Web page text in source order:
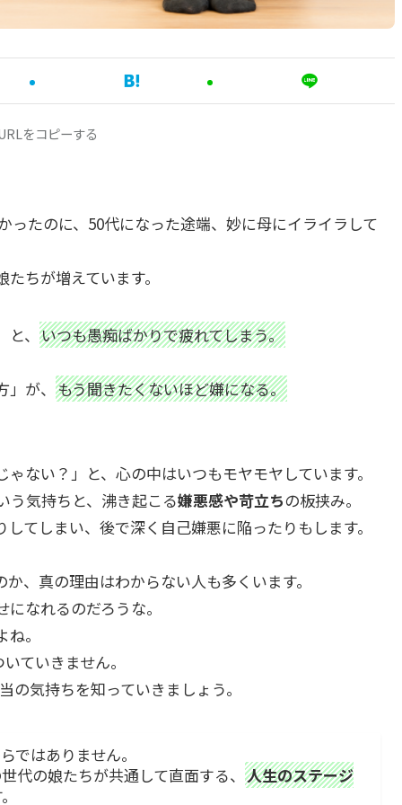
をコピーする
ったのに、50代になった途端、妙に母にイライラして
ちが増えています。
、 いつも愚痴ばかりで疲れてしまう。
が、 もう聞きたくないほど嫌になる。
ない？」と、心の中はいつもモヤモヤしています。
う気持ちと、沸き起こる嫌悪感や苛立ちの板挟み。
てしまい、後で深く自己嫌悪に陥ったりもします。
、真の理由はわからない人も多くいます。
なれるのだろうな。
。
ていきません。
気持ちを知っていきましょう。
ではありません。
代の娘たちが共通して直面する、 人生のステージ